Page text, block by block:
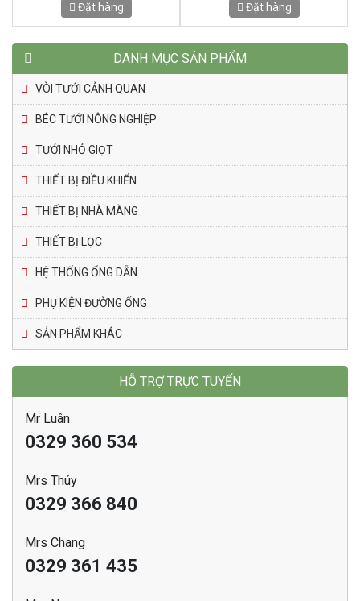
DANH MỤC SẢN PHẨM
VÒI TƯỚI CẢNH QUAN
BÉC TƯỚI NÔNG NGHIỆP
TƯỚI NHỎ GIỌT
THIẾT BỊ ĐIỀU KHIỂN
THIẾT BỊ NHÀ MÀNG
THIẾT BỊ LỌC
HỆ THỐNG ỐNG DẪN
PHỤ KIỆN ĐƯỜNG ỐNG
SẢN PHẨM KHÁC
HỖ TRỢ TRỰC TUYẾN
Mr Luân
0329 360 534
Mrs Thúy
0329 366 840
Mrs Chang
0329 361 435